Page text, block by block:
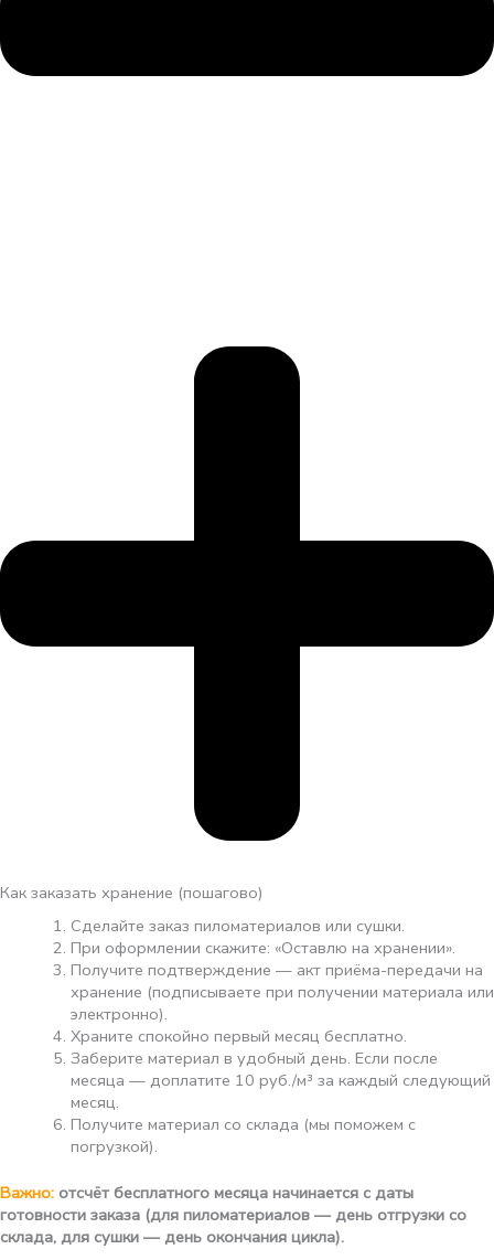
Как заказать хранение (пошагово)
Сделайте заказ пиломатериалов или сушки.
При оформлении скажите: «Оставлю на хранении».
Получите подтверждение — акт приёма-передачи на
хранение (подписываете при получении материала или
электронно).
Храните спокойно первый месяц бесплатно.
Заберите материал в удобный день. Если после
месяца — доплатите 10 руб./м³ за каждый следующий
месяц.
Получите материал со склада (мы поможем с
погрузкой).
Важно: отсчёт бесплатного месяца начинается с даты
готовности заказа (для пиломатериалов — день отгрузки со
склада, для сушки — день окончания цикла).